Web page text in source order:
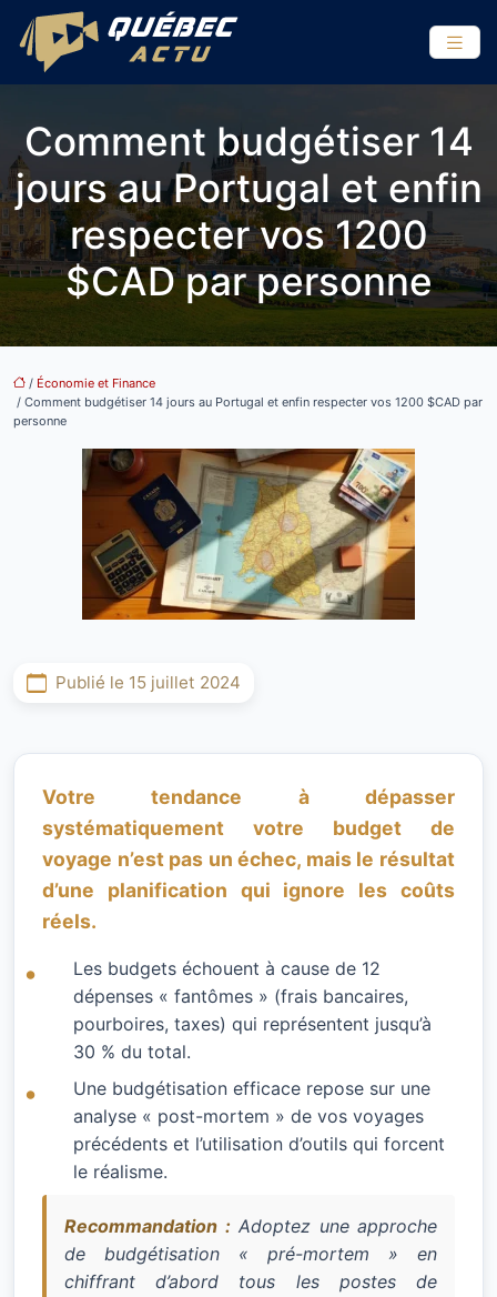
Comment budgétiser 14
jours au Portugal et enfin
respecter vos 1200
$CAD par personne
/ Économie et Finance
/ Comment budgétiser 14 jours au Portugal et enfin respecter vos 1200 $CAD par
personne
Publié le 15 juillet 2024
Votre tendance à dépasser
systématiquement votre budget de
voyage n’est pas un échec, mais le résultat
d’une planification qui ignore les coûts
réels.
Les budgets échouent à cause de 12
dépenses « fantômes » (frais bancaires,
pourboires, taxes) qui représentent jusqu’à
30 % du total.
Une budgétisation efficace repose sur une
analyse « post-mortem » de vos voyages
précédents et l’utilisation d’outils qui forcent
le réalisme.
Recommandation :Adoptez une approche
de budgétisation « pré-mortem » en
chiffrant d’abord tous les postes de